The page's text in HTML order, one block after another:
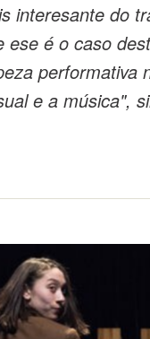
interesante do
é o caso
performativa
e a música",